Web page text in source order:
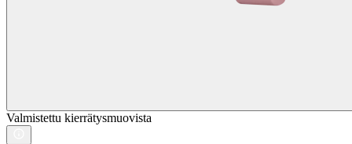
Valmistettu kierrätysmuovista